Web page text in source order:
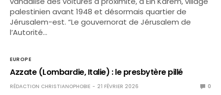
palestinien avant 1948 et désormais quartier de
Jérusalem-est. “Le gouvernorat de Jérusalem de
l’Autorité…
EUROPE
Azzate (Lombardie, Italie) : le presbytère pillé
RÉDACTION CHRISTIANOPHOBIE 21 FÉVRIER 2026 0